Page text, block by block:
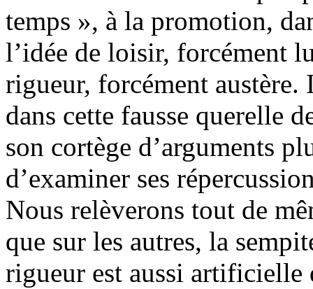
temps », à la promotion,
l’idée de loisir, forcément
rigueur, forcément austère.
dans cette fausse querelle
son cortège d’arguments
d’examiner ses
Nous relèverons tout de
que sur les autres, la
rigueur est aussi artificielle